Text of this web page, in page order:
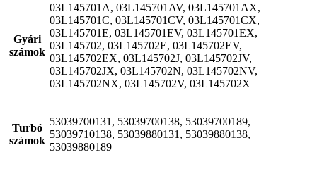
Gyári
számok
03L145701A, 03L145701AV, 03L145701AX,
03L145701C, 03L145701CV, 03L145701CX,
03L145701E, 03L145701EV, 03L145701EX,
03L145702, 03L145702E, 03L145702EV,
03L145702EX, 03L145702J, 03L145702JV,
03L145702JX, 03L145702N, 03L145702NV,
03L145702NX, 03L145702V, 03L145702X
Turbó
számok
53039700131, 53039700138, 53039700189,
53039710138, 53039880131, 53039880138,
53039880189